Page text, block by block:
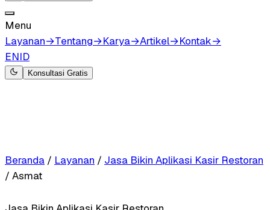
Menu
Layanan→Tentang→Karya→Artikel→Kontak→
ENID
Konsultasi Gratis
Beranda / Layanan / Jasa Bikin Aplikasi Kasir Restoran
/ Asmat